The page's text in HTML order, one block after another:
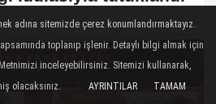
adına sitemizde çerez konumlandırmaktayız.
toplanıp işlenir. Detaylı bilgi almak için
inceleyebilirsiniz. Sitemizi kullanarak,
olacaksınız.
AYRINTILAR TAMAM